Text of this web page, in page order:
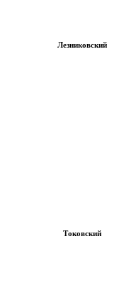
Лезниковский
Токовский